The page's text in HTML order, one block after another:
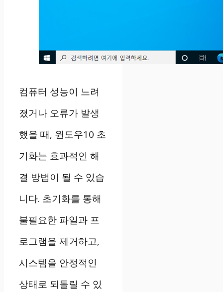
컴퓨터 성능이 느려
졌거나 오류가 발생
했을 때, 윈도우10 초
기화는 효과적인 해
결 방법이 될 수 있습
니다. 초기화를 통해
불필요한 파일과 프
로그램을 제거하고,
시스템을 안정적인
상태로 되돌릴 수 있